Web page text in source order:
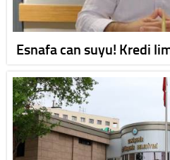
Esnafa can suyu! Kredi